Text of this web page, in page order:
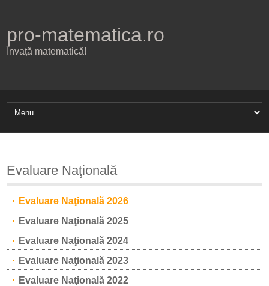
pro-matematica.ro
Învață matematică!
Evaluare Naţională
Evaluare Naţională 2026
Evaluare Naţională 2025
Evaluare Naţională 2024
Evaluare Naţională 2023
Evaluare Naţională 2022